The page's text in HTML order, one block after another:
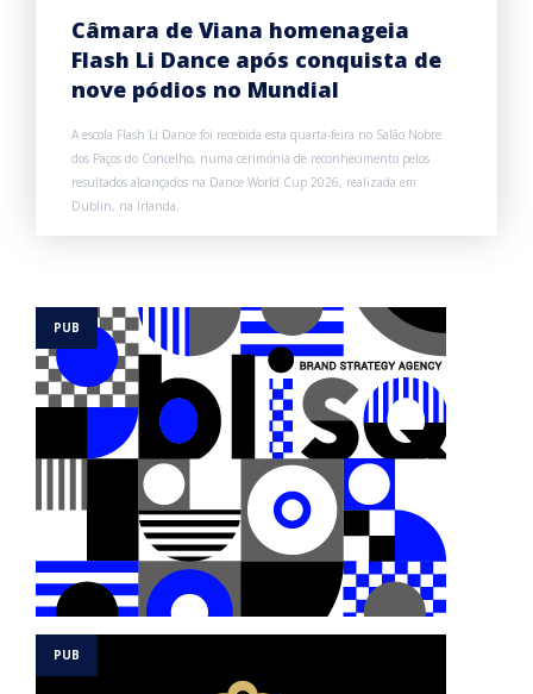
Câmara de Viana homenageia
Flash Li Dance após conquista de
nove pódios no Mundial
A escola Flash Li Dance foi recebida esta quarta-feira no Salão Nobre
dos Paços do Concelho, numa cerimónia de reconhecimento pelos
resultados alcançados na Dance World Cup 2026, realizada em
Dublin, na Irlanda.